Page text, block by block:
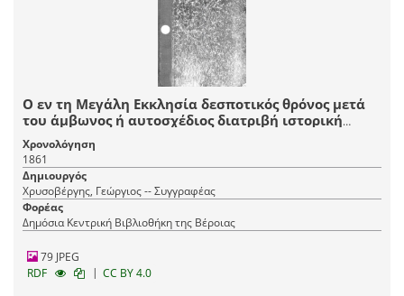
Ο εν τη Μεγάλη Εκκλησία δεσποτικός θρόνος μετά
του άμβωνος ή αυτοσχέδιος διατριβή ιστορική
αρχαιολογική και φιλολογική
Χρονολόγηση
1861
Δημιουργός
Χρυσοβέργης, Γεώργιος -- Συγγραφέας
Φορέας
Δημόσια Κεντρική Βιβλιοθήκη της Βέροιας
79 JPEG
RDF
| CC BY 4.0